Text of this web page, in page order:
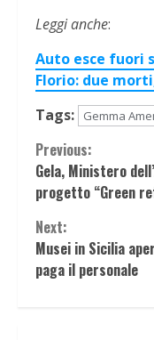
Leggi anche:
Auto esce fuori
Florio: due
Tags:
Gemma
Continue
Reading
Previous:
Gela, Ministero
progetto “Green
Next:
Musei in Sicilia
paga il personale